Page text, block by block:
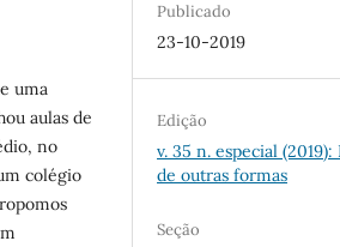
uma
aulas de
no
colégio
Publicado
23-10-2019
Edição
v. 35 n. especial
de outras formas
Seção